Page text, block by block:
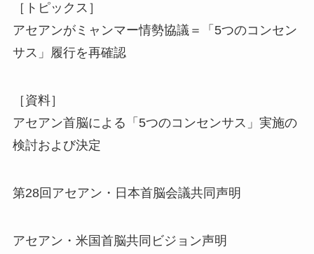
［トピックス］
アセアンがミャンマー情勢協議＝「5つのコンセン
サス」履行を再確認
［資料］
アセアン首脳による「5つのコンセンサス」実施の
検討および決定
第28回アセアン・日本首脳会議共同声明
アセアン・米国首脳共同ビジョン声明